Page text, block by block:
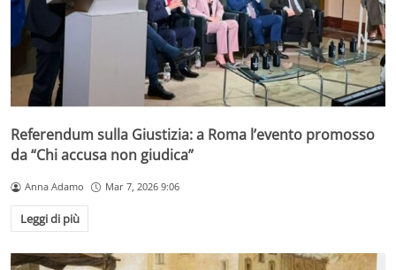
Referendum sulla Giustizia: a Roma l’evento promosso
da “Chi accusa non giudica”
Anna Adamo Mar 7, 2026 9:06
Leggi di più